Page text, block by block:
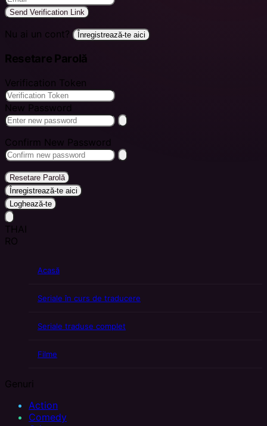
Send Verification Link
Nu ai un cont? Înregistrează-te aici
Resetare Parolă
Verification Token
New Password
Confirm New Password
Resetare Parolă
Înregistrează-te aici
Loghează-te
THAI
RO
Acasă
Seriale în curs de traducere
Seriale traduse complet
Filme
Genuri
Action
Comedy